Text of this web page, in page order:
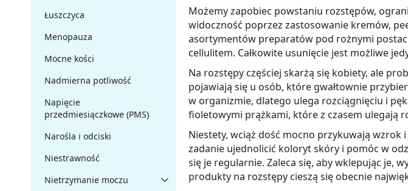
Łuszczyca
Menopauza
Mocne kości
Nadmierna potliwość
Napięcie
przedmiesiączkowe (PMS)
Narośla i odciski
Niestrawność
Nietrzymanie moczu
Możemy zapobiec powstaniu rozstępów,
widoczność poprzez zastosowanie kremów,
asortymentów preparatów pod rożnymi
cellulitem. Całkowite usunięcie jest możliwe
Na rozstępy częściej skarżą się kobiety, ale
pojawiają się u osób, które gwałtownie
w organizmie, dlatego ulega rozciągnięciu i
fioletowymi prążkami, które z czasem ulegają
Niestety, wciąż dość mocno przykuwają
zadanie ujednolicić koloryt skóry i pomóc w
się je regularnie. Zaleca się, aby wklepując je,
produkty na rozstępy cieszą się obecnie